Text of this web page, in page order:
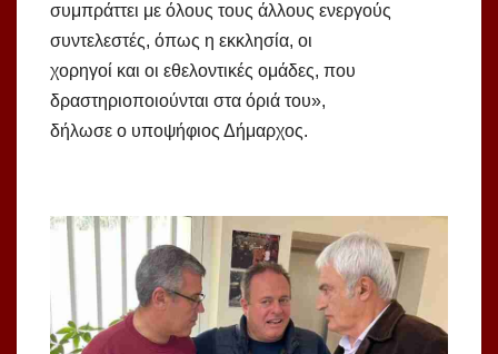
συμπράττει με όλους τους άλλους ενεργούς
συντελεστές, όπως η εκκλησία, οι
χορηγοί και οι εθελοντικές ομάδες, που
δραστηριοποιούνται στα όριά του»,
δήλωσε ο υποψήφιος Δήμαρχος.